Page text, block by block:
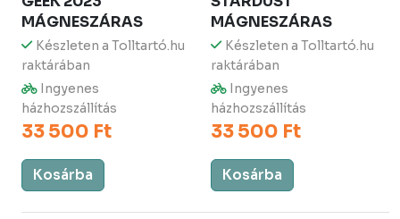
MÁGNESZÁRAS
Készleten a Tolltartó.hu
raktárában
Ingyenes
házhozszállítás
33 500 Ft
Kosárba
MÁGNESZÁRAS
Készleten a Tolltartó.hu
raktárában
Ingyenes
házhozszállítás
33 500 Ft
Kosárba